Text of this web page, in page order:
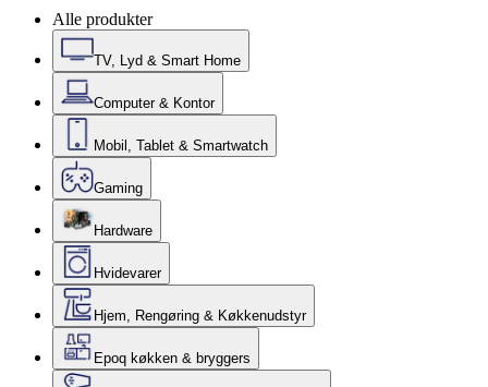
Alle produkter
TV, Lyd & Smart Home
Computer & Kontor
Mobil, Tablet & Smartwatch
Gaming
Hardware
Hvidevarer
Hjem, Rengøring & Køkkenudstyr
Epoq køkken & bryggers